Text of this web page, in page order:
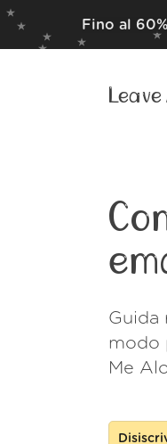
Fino al
Leave
Guida
modo
Me